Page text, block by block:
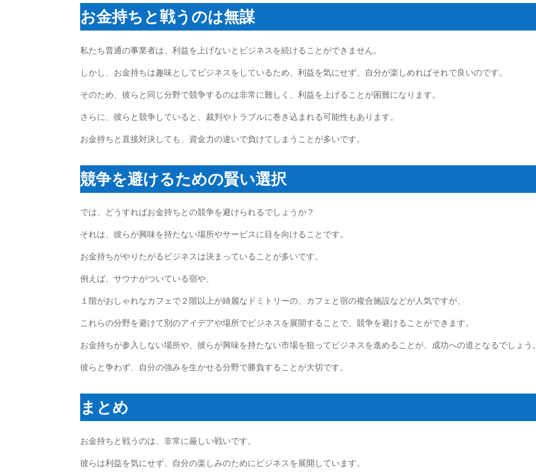
お金持ちと戦うのは無謀
私たち普通の事業者は、利益を上げないとビジネスを続けることができません。
しかし、お金持ちは趣味としてビジネスをしているため、利益を気にせず、自分が楽しめればそれで良いのです。
そのため、彼らと同じ分野で競争するのは非常に難しく、利益を上げることが困難になります。
さらに、彼らと競争していると、裁判やトラブルに巻き込まれる可能性もあります。
お金持ちと直接対決しても、資金力の違いで負けてしまうことが多いです。
競争を避けるための賢い選択
では、どうすればお金持ちとの競争を避けられるでしょうか？
それは、彼らが興味を持たない場所やサービスに目を向けることです。
お金持ちがやりたがるビジネスは決まっていることが多いです。
例えば、サウナがついている宿や、
１階がおしゃれなカフェで２階以上が綺麗なドミトリーの、カフェと宿の複合施設などが人気ですが、
これらの分野を避けて別のアイデアや場所でビジネスを展開することで、競争を避けることができます。
お金持ちが参入しない場所や、彼らが興味を持たない市場を狙ってビジネスを進めることが、成功への道となるでしょう
彼らと争わず、自分の強みを生かせる分野で勝負することが大切です。
まとめ
お金持ちと戦うのは、非常に厳しい戦いです。
彼らは利益を気にせず、自分の楽しみのためにビジネスを展開しています。